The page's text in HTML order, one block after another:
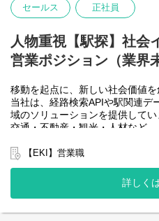
セールス 正社員
人物重視【駅探】社会
営業ポジション（業界
移動を起点に、新しい社会価値を
当社は、経路検索APIや駅関連デ
域のソリューションを提供してい
交通・不動産・観光・人材など
私たちが目指しているのは、単
の移動に加え、モノやサービス
移動前・移動中・移動後までを
ンへと進化させていきます。
【EKI】営業職
詳しく